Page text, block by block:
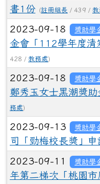
書1份
(註冊組長 / 439 / 教
2023-09-18 獎助學
金會「112學年度清
428 / 教務處)
2023-09-18 獎助學
鄭秀玉女士黑潮獎
務處)
2023-09-13 獎助學
司「勁梅校長獎」申
2023-09-11 獎助學
年第二梯次「桃園